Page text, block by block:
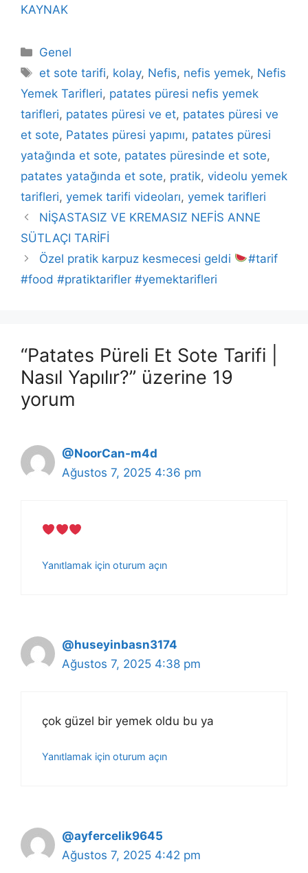
KAYNAK
Kategoriler
Genel
Etiketler
et sote tarifi, kolay, Nefis, nefis yemek, Nefis
Yemek Tarifleri, patates püresi nefis yemek
tarifleri, patates püresi ve et, patates püresi ve
et sote, Patates püresi yapımı, patates püresi
yatağında et sote, patates püresinde et sote,
patates yatağında et sote, pratik, videolu yemek
tarifleri, yemek tarifi videoları, yemek tarifleri
NİŞASTASIZ VE KREMASIZ NEFİS ANNE
SÜTLAÇI TARİFİ
Özel pratik karpuz kesmecesi geldi
#tarif
#food #pratiktarifler #yemektarifleri
“Patates Püreli Et Sote Tarifi |
Nasıl Yapılır?” üzerine 19
yorum
@NoorCan-m4d
Ağustos 7, 2025 4:36 pm
Yanıtlamak için oturum açın
@huseyinbasn3174
Ağustos 7, 2025 4:38 pm
çok güzel bir yemek oldu bu ya
Yanıtlamak için oturum açın
@ayfercelik9645
Ağustos 7, 2025 4:42 pm